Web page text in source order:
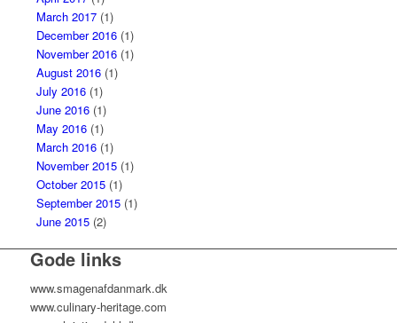
March 2017(1)
December 2016(1)
November 2016(1)
August 2016(1)
July 2016(1)
June 2016(1)
May 2016(1)
March 2016(1)
November 2015(1)
October 2015(1)
September 2015(1)
June 2015(2)
Gode links
www.smagenafdanmark.dk
www.culinary-heritage.com